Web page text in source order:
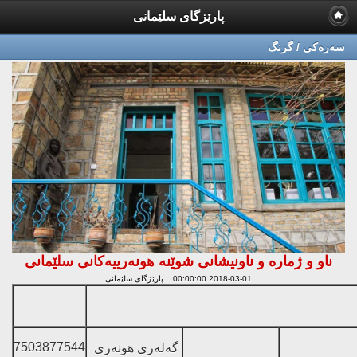
پارێزگای سلێمانی
سه‌ره‌كی / گرنگ
ناو و ژماره‌ و ناونیشانی شوێنه‌ هونه‌رییه‌كانی سلێمانی
2018-03-01 00:00:00 پارێزگای سلێمانی
7503877544 گه‌له‌ری هونه‌ری